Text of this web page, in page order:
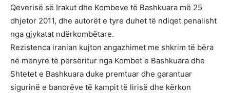
Qeverisë së Irakut dhe Kombeve të Bashkuara më 25
dhjetor 2011, dhe autorët e tyre duhet të ndiqet penalisht
nga gjykatat ndërkombëtare.
Rezistenca iranian kujton angazhimet me shkrim të bëra
në mënyrë të përsëritur nga Kombet e Bashkuara dhe
Shtetet e Bashkuara duke premtuar dhe garantuar
sigurinë e banorëve të kampit të lirisë dhe kërkon